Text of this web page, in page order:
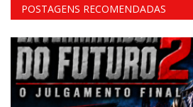
POSTAGENS RECOMENDADAS